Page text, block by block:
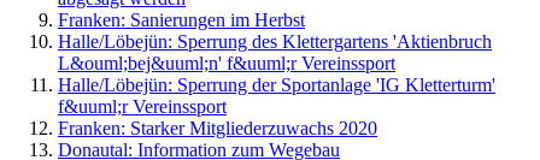
Franken: Sanierungen im Herbst
Halle/Löbejün: Sperrung des Klettergartens 'Aktienbruch
L&ouml;bej&uuml;n' f&uuml;r Vereinssport
Halle/Löbejün: Sperrung der Sportanlage 'IG Kletterturm'
f&uuml;r Vereinssport
Franken: Starker Mitgliederzuwachs 2020
Donautal: Information zum Wegebau